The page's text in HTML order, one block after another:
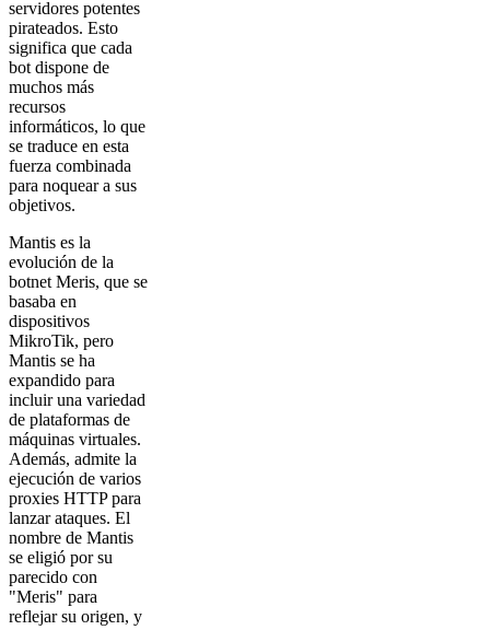
servidores potentes
pirateados. Esto
significa que cada
bot dispone de
muchos más
recursos
informáticos, lo que
se traduce en esta
fuerza combinada
para noquear a sus
objetivos.
Mantis es la
evolución de la
botnet Meris, que se
basaba en
dispositivos
MikroTik, pero
Mantis se ha
expandido para
incluir una variedad
de plataformas de
máquinas virtuales.
Además, admite la
ejecución de varios
proxies HTTP para
lanzar ataques. El
nombre de Mantis
se eligió por su
parecido con
"Meris" para
reflejar su origen, y